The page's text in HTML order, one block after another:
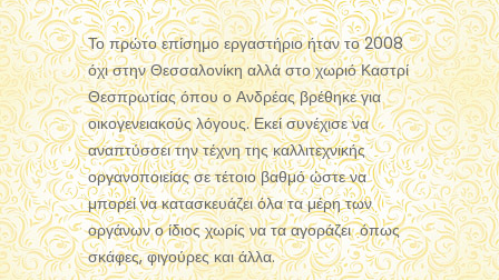
Το πρώτο επίσημο εργαστήριο ήταν το 2008
όχι στην Θεσσαλονίκη αλλά στο χωριό Καστρί
Θεσπρωτίας όπου ο Ανδρέας βρέθηκε για
οικογενειακούς λόγους. Εκεί συνέχισε να
αναπτύσσει την τέχνη της καλλιτεχνικής
οργανοποιείας σε τέτοιο βαθμό ώστε να
μπορεί να κατασκευάζει όλα τα μέρη των
οργάνων ο ίδιος χωρίς να τα αγοράζει όπως
σκάφες, φιγούρες και άλλα.